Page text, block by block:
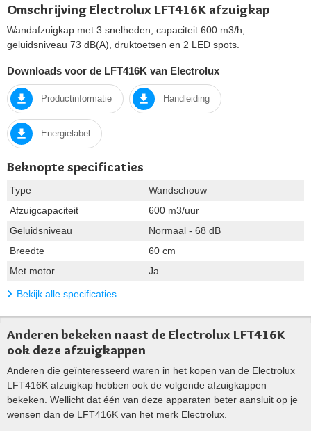
Omschrijving Electrolux LFT416K afzuigkap
Wandafzuigkap met 3 snelheden, capaciteit 600 m3/h,
geluidsniveau 73 dB(A), druktoetsen en 2 LED spots.
Downloads voor de LFT416K van Electrolux
Productinformatie Handleiding
Energielabel
Beknopte specificaties
Type
Wandschouw
Afzuigcapaciteit
600 m3/uur
Geluidsniveau
Normaal - 68 dB
Breedte
60 cm
Met motor
Ja
Bekijk alle specificaties
Anderen bekeken naast de Electrolux LFT416K
ook deze afzuigkappen
Anderen die geïnteresseerd waren in het kopen van de Electrolux
LFT416K afzuigkap hebben ook de volgende afzuigkappen
bekeken. Wellicht dat één van deze apparaten beter aansluit op je
wensen dan de LFT416K van het merk Electrolux.